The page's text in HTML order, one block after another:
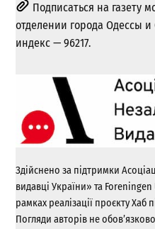
Подписаться на газету
отделении города Одессы
индекс — 96217.
Здійснено за підтримки
видавці України» та
рамках реалізації проєкту Хаб
Погляди авторів не